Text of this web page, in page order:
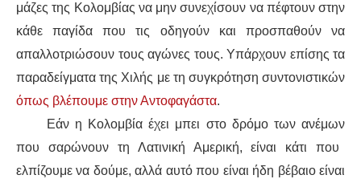
μάζες της Κολομβίας να μην συνεχίσουν να πέφτουν στην
κάθε παγίδα πουτις οδηγούνκαι προσπαθούν να
απαλλοτριώσουν τους αγώνες τους. Υπάρχουν επίσης τα
παραδείγματα της Χιλής με τη συγκρότηση συντονιστικών
όπως βλέπουμε στην Αντοφαγάστα.
Εάν η Κολομβίαέχει μπει στο δρόμο των ανέμων
που σαρώνουντη Λατινική Αμερική,είναι κάτι που
ελπίζουμε να δούμε, αλλά αυτό που είναι ήδη βέβαιο είναι